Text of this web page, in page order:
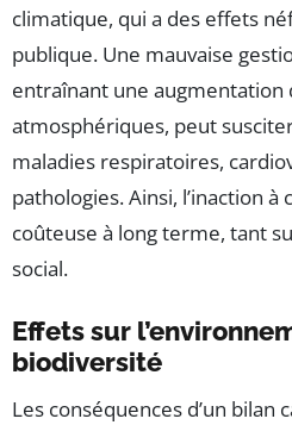
climatique, qui a des effets
publique. Une mauvaise
entraînant une augmentation
atmosphériques, peut
maladies respiratoires,
pathologies. Ainsi, l’inaction à
coûteuse à long terme, tant
social.
Effets sur
biodiversité
Les conséquences d’un bilan